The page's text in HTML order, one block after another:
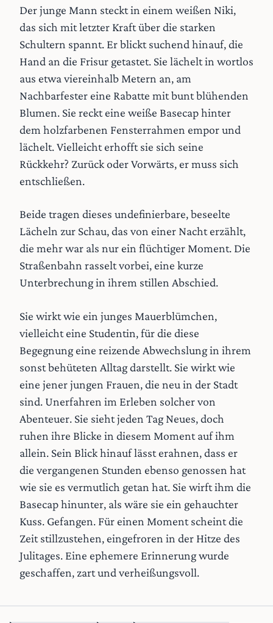
Der junge Mann steckt in einem weißen Niki,
das sich mit letzter Kraft über die starken
Schultern spannt. Er blickt suchend hinauf, die
Hand an die Frisur getastet. Sie lächelt in wortlos
aus etwa viereinhalb Metern an, am
Nachbarfester eine Rabatte mit bunt blühenden
Blumen. Sie reckt eine weiße Basecap hinter
dem holzfarbenen Fensterrahmen empor und
lächelt. Vielleicht erhofft sie sich seine
Rückkehr? Zurück oder Vorwärts, er muss sich
entschließen.
Beide tragen dieses undefinierbare, beseelte
Lächeln zur Schau, das von einer Nacht erzählt,
die mehr war als nur ein flüchtiger Moment. Die
Straßenbahn rasselt vorbei, eine kurze
Unterbrechung in ihrem stillen Abschied.
Sie wirkt wie ein junges Mauerblümchen,
vielleicht eine Studentin, für die diese
Begegnung eine reizende Abwechslung in ihrem
sonst behüteten Alltag darstellt. Sie wirkt wie
eine jener jungen Frauen, die neu in der Stadt
sind. Unerfahren im Erleben solcher von
Abenteuer. Sie sieht jeden Tag Neues, doch
ruhen ihre Blicke in diesem Moment auf ihm
allein. Sein Blick hinauf lässt erahnen, dass er
die vergangenen Stunden ebenso genossen hat
wie sie es vermutlich getan hat. Sie wirft ihm die
Basecap hinunter, als wäre sie ein gehauchter
Kuss. Gefangen. Für einen Moment scheint die
Zeit stillzustehen, eingefroren in der Hitze des
Julitages. Eine ephemere Erinnerung wurde
geschaffen, zart und verheißungsvoll.